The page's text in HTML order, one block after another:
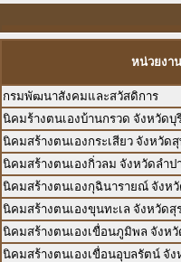
หน่วยงา
กรมพัฒนาสังคมและสวัสดิการ
นิคมร้างตนเองบ้านกรวด จังหวัดบุ
นิคมสร้างตนเองกระเสียว จังหวัด
นิคมสร้างตนเองกิ่วลม จังหวัดลำป
นิคมสร้างตนเองกุฉินารายณ์ จังห
นิคมสร้างตนเองขุนทะเล จังหวัดสุ
นิคมสร้างตนเองเขื่อนภูมิพล จังหวั
นิคมสร้างตนเองเขื่อนอุบลรัตน์ จั